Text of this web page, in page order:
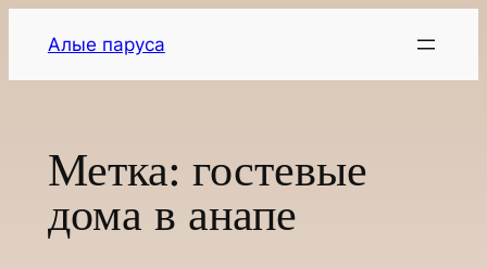
содержимому
Алые паруса
Метка: гостевые
дома в анапе